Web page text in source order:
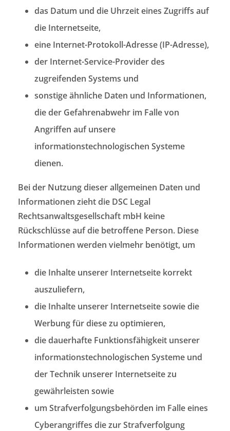
das Datum und die Uhrzeit eines Zugriffs auf
die Internetseite,
eine Internet-Protokoll-Adresse (IP-Adresse),
der Internet-Service-Provider des
zugreifenden Systems und
sonstige ähnliche Daten und Informationen,
die der Gefahrenabwehr im Falle von
Angriffen auf unsere
informationstechnologischen Systeme
dienen.
Bei der Nutzung dieser allgemeinen Daten und
Informationen zieht die DSC Legal
Rechtsanwaltsgesellschaft mbH keine
Rückschlüsse auf die betroffene Person. Diese
Informationen werden vielmehr benötigt, um
die Inhalte unserer Internetseite korrekt
auszuliefern,
die Inhalte unserer Internetseite sowie die
Werbung für diese zu optimieren,
die dauerhafte Funktionsfähigkeit unserer
informationstechnologischen Systeme und
der Technik unserer Internetseite zu
gewährleisten sowie
um Strafverfolgungsbehörden im Falle eines
Cyberangriffes die zur Strafverfolgung